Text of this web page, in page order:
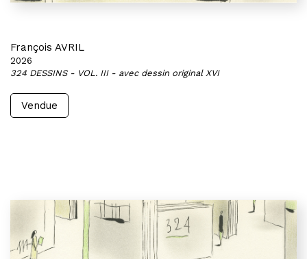
François AVRIL
2026
324 DESSINS - VOL. III - avec dessin original XVI
Vendue